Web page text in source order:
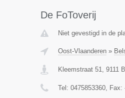
De FoToverij
Niet gevestigd in de
Oost-Vlaanderen»
Kleemstraat 51, 9111
Tel: 0475853360, Fax: